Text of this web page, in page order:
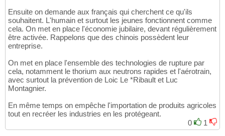
Ensuite on demande aux français qui cherchent ce qu'ils
souhaitent. L'humain et surtout les jeunes fonctionnent comme
cela. On met en place l'économie jubilaire, devant régulièrement
être activée. Rappelons que des chinois possèdent leur
entreprise.
On met en place l'ensemble des technologies de rupture par
cela, notamment le thorium aux neutrons rapides et l'aérotrain,
avec surtout la prévention de Loic Le *Ribault et Luc
Montagnier.
En même temps on empêche l'importation de produits agricoles
tout en recréer les industries en les protégeant.
0
1